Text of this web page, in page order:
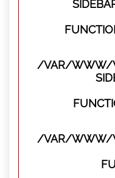
/VAR/WWW/
/VAR/WWW/